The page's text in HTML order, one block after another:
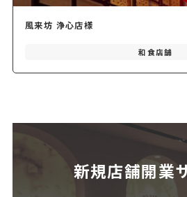
風来坊 浄心店様
和食店舗
新規店舗開業